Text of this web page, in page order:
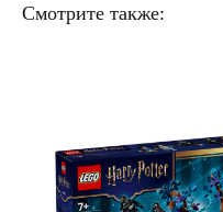
Смотрите также: